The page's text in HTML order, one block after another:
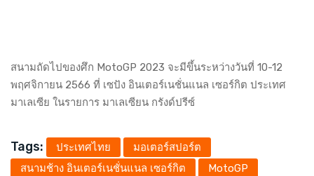
สนามถัดไปของศึก MotoGP 2023 จะมีขึ้นระหว่างวันที่ 10-12
พฤศจิกายน 2566 ที่ เซปัง อินเตอร์เนชั่นแนล เซอร์กิต ประเทศ
มาเลเซีย ในรายการ มาเลเซียน กรังด์ปรีซ์
Tags: ประเทศไทย
มอเตอร์สปอร์ต
สนามช้าง อินเตอร์เนชั่นแนล เซอร์กิต
MotoGP